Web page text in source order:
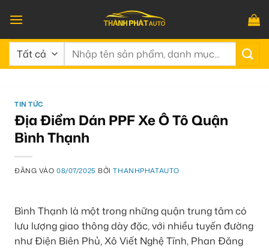
qua
nội
dung
Tìm
TIN TỨC
Địa Điểm Dán PPF Xe Ô Tô Quận
Bình Thạnh
ĐĂNG VÀO08/07/2025 BỞITHANHPHATAUTO
Bình Thạnh là một trong những quận trung tâm có
lưu lượng giao thông dày đặc, với nhiều tuyến đường
như Điện Biên Phủ, Xô Viết Nghệ Tĩnh, Phan Đăng